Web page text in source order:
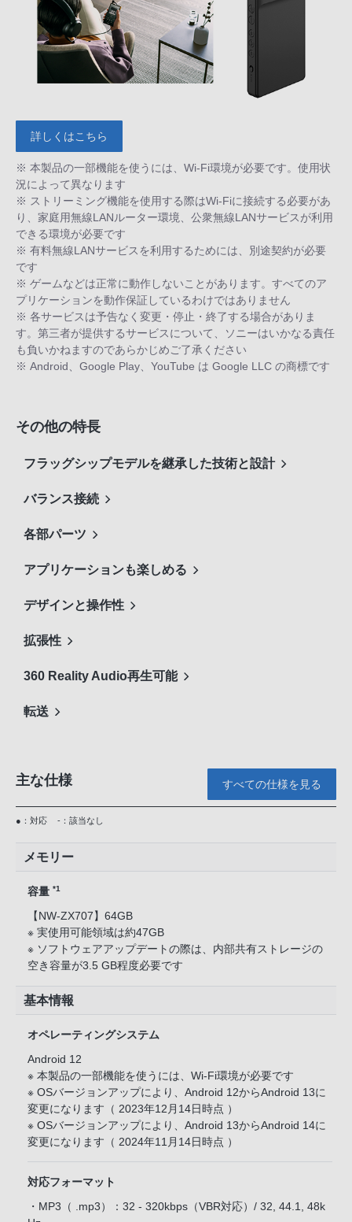
詳しくはこちら
※ 本製品の一部機能を使うには、Wi-Fi環境が必要です。使用状
況によって異なります
※ ストリーミング機能を使用する際はWi-Fiに接続する必要があ
り、家庭用無線LANルーター環境、公衆無線LANサービスが利用
できる環境が必要です
※ 有料無線LANサービスを利用するためには、別途契約が必要
です
※ ゲームなどは正常に動作しないことがあります。すべてのア
プリケーションを動作保証しているわけではありません
※ 各サービスは予告なく変更・停止・終了する場合がありま
す。第三者が提供するサービスについて、ソニーはいかなる責任
も負いかねますのであらかじめご了承ください
※ Android、Google Play、YouTube は Google LLC の商標です
その他の特長
フラッグシップモデルを継承した技術と設計
バランス接続
各部パーツ
アプリケーションも楽しめる
デザインと操作性
拡張性
360 Reality Audio再生可能
転送
主な仕様 すべての仕様を見る
●：対応 -：該当なし
メモリー
容量 *1
【NW-ZX707】64GB
※ 実使用可能領域は約47GB
※ ソフトウェアアップデートの際は、内部共有ストレージの
空き容量が3.5 GB程度必要です
基本情報
オペレーティングシステム
Android 12
※ 本製品の一部機能を使うには、Wi-Fi環境が必要です
※ OSバージョンアップにより、Android 12からAndroid 13に
変更になります（ 2023年12月14日時点 ）
※ OSバージョンアップにより、Android 13からAndroid 14に
変更になります（ 2024年11月14日時点 ）
対応フォーマット
・MP3（ .mp3）：32 - 320kbps（VBR対応）/ 32, 44.1, 48k